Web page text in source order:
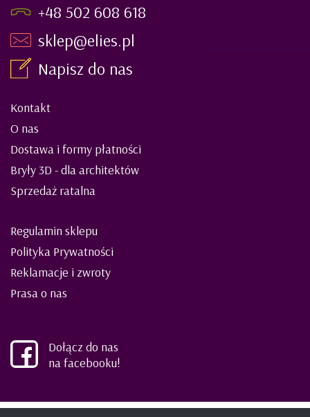
+48 502 608 618
sklep@elies.pl
Napisz do nas
Kontakt
O nas
Dostawa i formy płatności
Bryły 3D - dla architektów
Sprzedaż ratalna
Regulamin sklepu
Polityka Prywatności
Reklamacje i zwroty
Prasa o nas
Dołącz do nas
na facebooku!